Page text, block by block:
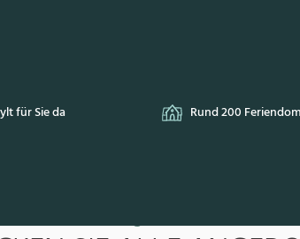
Kontaktlose An- &
Unsere Angebote